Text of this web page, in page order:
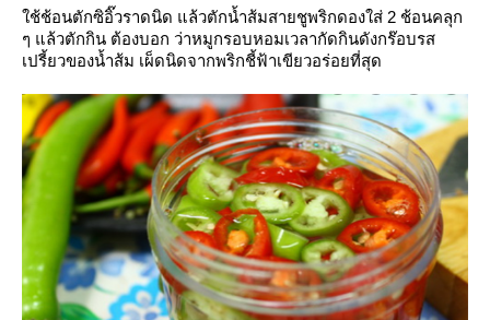
ช้ช้อนตักซิอิ๊วราดนิด แล้วตักน้ำส้มสายชูพริกดองใส่ 2 ช้อนคลุก
ๆ แล้วตักกิน ต้องบอก ว่าหมูกรอบหอมเวลากัดกินดังกร๊อบรส
เปรี้ยวของน้ำส้ม เผ็ดนิดจากพริกชี้ฟ้าเขียวอร่อยที่สุด